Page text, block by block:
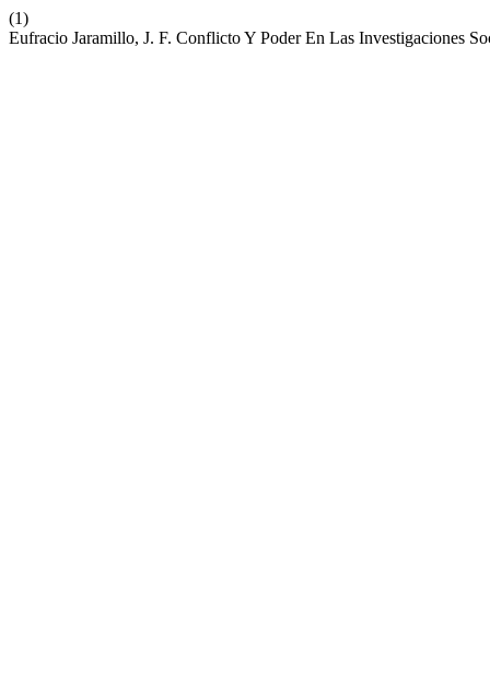
(1)
Eufracio Jaramillo, J. F. Conflicto Y Poder En Las Investigaciones